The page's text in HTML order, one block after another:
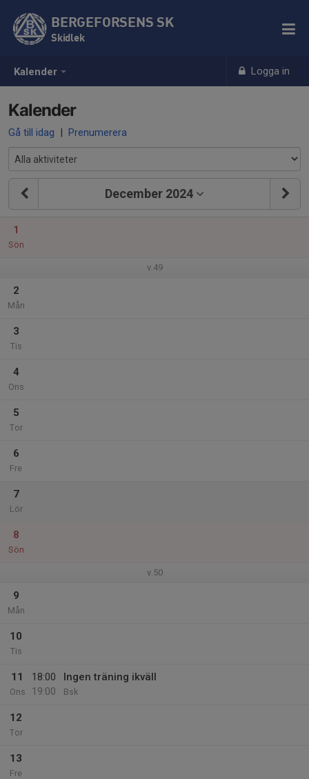
Kalender Logga in
BERGEFORSENS SK
Skidlek
Kalender
Gå till idag | Prenumerera
December 2024
1
Sön
v.49
2
Mån
3
Tis
4
Ons
5
Tor
6
Fre
7
Lör
8
Sön
v.50
9
Mån
10
Tis
11
Ons
18:00
19:00
Ingen träning ikväll
Bsk
12
Tor
13
Fre